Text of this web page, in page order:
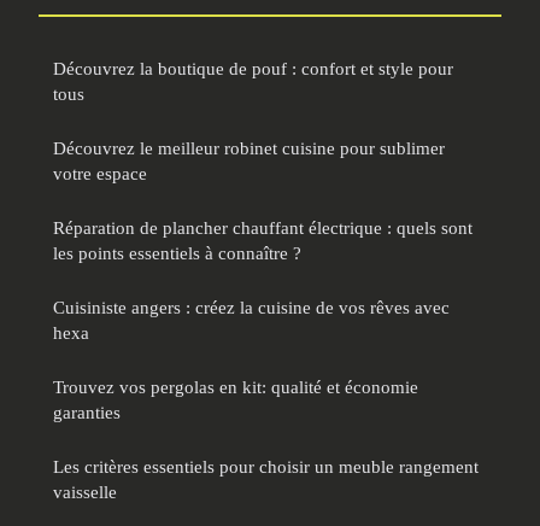
Découvrez la boutique de pouf : confort et style pour
tous
Découvrez le meilleur robinet cuisine pour sublimer
votre espace
Réparation de plancher chauffant électrique : quels sont
les points essentiels à connaître ?
Cuisiniste angers : créez la cuisine de vos rêves avec
hexa
Trouvez vos pergolas en kit: qualité et économie
garanties
Les critères essentiels pour choisir un meuble rangement
vaisselle